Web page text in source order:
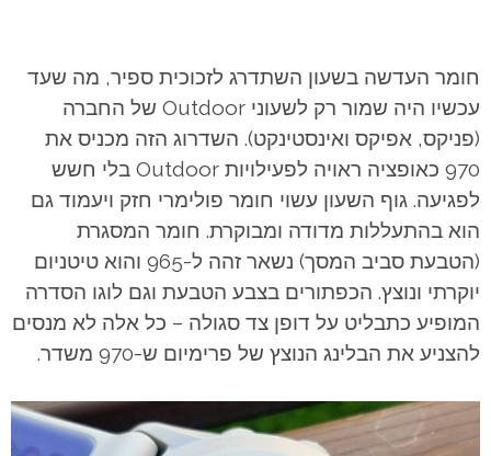
חומר העדשה בשעון השתדרג לזכוכית ספיר, מה שעד
עכשיו היה שמור רק לשעוני Outdoor של החברה
(פניקס, אפיקס ואינסטינקט). השדרוג הזה מכניס את
970 כאופציה ראויה לפעילויות Outdoor בלי חשש
לפגיעה. גוף השעון עשוי חומר פולימרי חזק ויעמוד גם
הוא בהתעללות מדודה ומבוקרת. חומר המסגרת
(הטבעת סביב המסך) נשאר זהה ל-965 והוא טיטניום
יוקרתי ונוצץ. הכפתורים בצבע הטבעת וגם לוגו הסדרה
המופיע כתבליט על דופן צד סגולה – כל אלה לא מנסים
להצניע את הבלינג הנוצץ של פרימיום ש-970 משדר.